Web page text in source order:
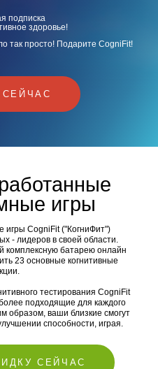
подписка
здоровье!
так просто! Подарите CogniFit!
СЕЙЧАС
игры
игры CogniFit ("КогниФит")
- лидеров в своей области.
комплексную батарею онлайн
23 основные когнитивные
тестирования CogniFit
подходящие для каждого
образом, ваши близкие смогут
способности, играя.
СЕЙЧАС